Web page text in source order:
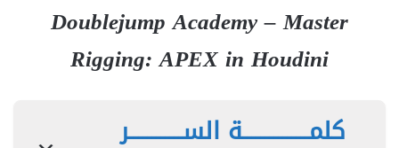
Doublejump Academy – Master
Rigging: APEX in Houdini
كلمـــــــــــــــة الســــــــــــر